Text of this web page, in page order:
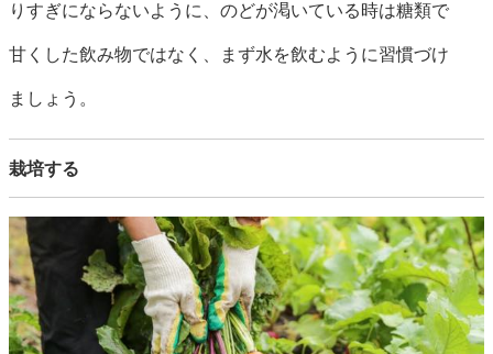
りすぎにならないように、のどが渇いている時は糖類で
甘くした飲み物ではなく、まず水を飲むように習慣づけ
ましょう。
栽培する